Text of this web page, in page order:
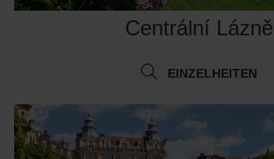
Centrální Lázně
EINZELHEITEN